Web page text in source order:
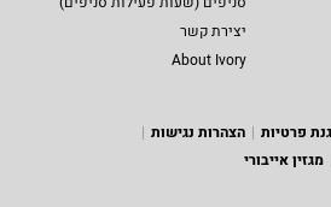
יצירת קשר
About Ivory
פרטיות
הצהרות נגישות
מגזין אייבורי